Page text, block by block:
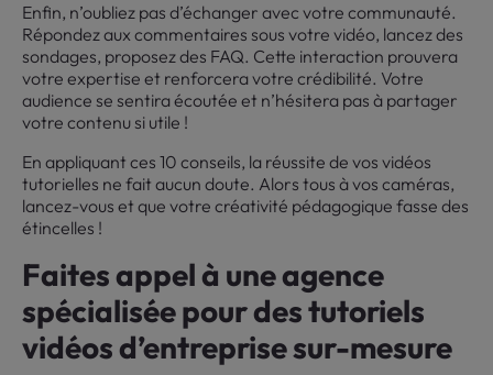
Enfin, n’oubliez pas d’échanger avec votre communauté.
Répondez aux commentaires sous votre vidéo, lancez des
sondages, proposez des FAQ. Cette interaction prouvera
votre expertise et renforcera votre crédibilité. Votre
audience se sentira écoutée et n’hésitera pas à partager
votre contenu si utile !
En appliquant ces 10 conseils, la réussite de vos vidéos
tutorielles ne fait aucun doute. Alors tous à vos caméras,
lancez-vous et que votre créativité pédagogique fasse des
étincelles !
Faites appel à une agence
spécialisée pour des tutoriels
vidéos d’entreprise sur-mesure